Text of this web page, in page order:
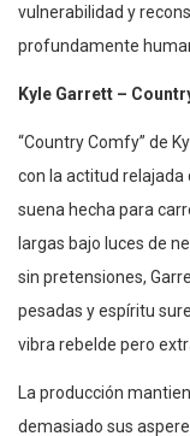
vulnerabilidad y
profundamente
Kyle Garrett –
“Country Comfy” de
con la actitud relajada
suena hecha para
largas bajo luces de
sin pretensiones,
pesadas y espíritu
vibra rebelde pero
La producción
demasiado sus